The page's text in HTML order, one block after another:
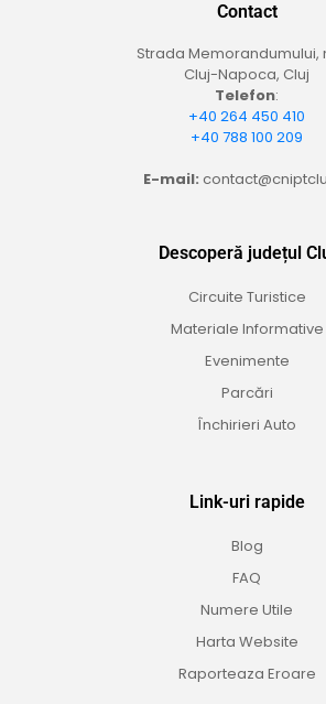
Contact
Strada Memorandumului,
Cluj-Napoca, Cluj
Telefon:
+40 264 450 410
+40 788 100 209
E-mail:
Descoperă județul
Circuite Turistice
Materiale Informative
Evenimente
Parcări
Închirieri Auto
Link-uri rapide
Blog
FAQ
Numere Utile
Harta Website
Raporteaza Eroare